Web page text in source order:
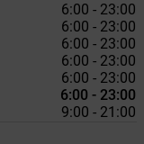
6:00 - 23:00
6:00 - 23:00
6:00 - 23:00
6:00 - 23:00
6:00 - 23:00
6:00 - 23:00
9:00 - 21:00